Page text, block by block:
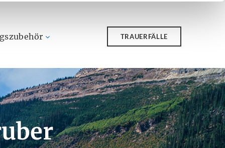
TRAUERFÄLLE